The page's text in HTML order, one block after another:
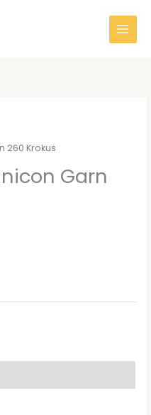
260 Krokus
Garn